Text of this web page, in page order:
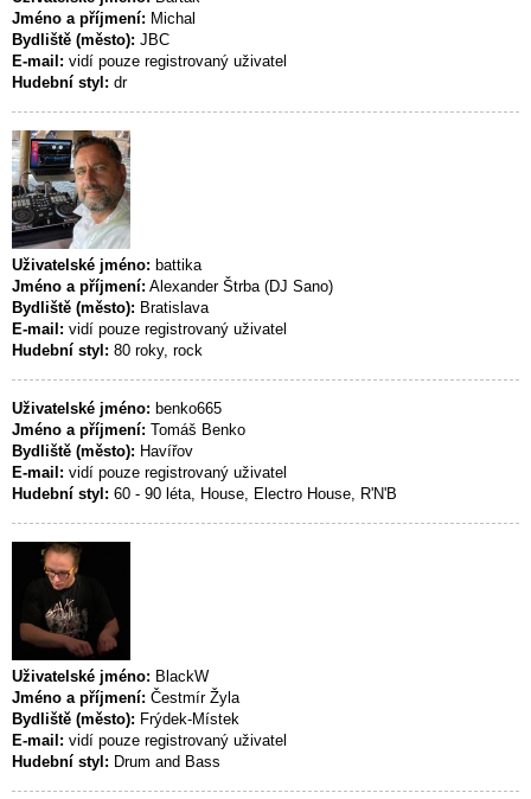
Jméno a příjmení: Michal
Bydliště (město): JBC
E-mail: vidí pouze registrovaný uživatel
Hudební styl: dr
Uživatelské jméno: battika
Jméno a příjmení: Alexander Štrba (DJ Sano)
Bydliště (město): Bratislava
E-mail: vidí pouze registrovaný uživatel
Hudební styl: 80 roky, rock
Uživatelské jméno: benko665
Jméno a příjmení: Tomáš Benko
Bydliště (město): Havířov
E-mail: vidí pouze registrovaný uživatel
Hudební styl: 60 - 90 léta, House, Electro House, R'N'B
Uživatelské jméno: BlackW
Jméno a příjmení: Čestmír Žyla
Bydliště (město): Frýdek-Místek
E-mail: vidí pouze registrovaný uživatel
Hudební styl: Drum and Bass